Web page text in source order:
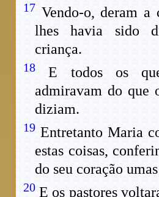
17 Vendo-o, deram a
lhes havia sido
criança.
18 E todos os
admiravam do que
diziam.
19 Entretanto Maria
estas coisas,
do seu coração
20 E os pastores